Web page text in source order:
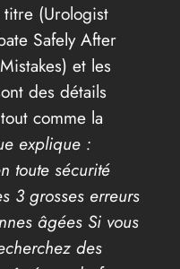
(Urologist
Safely After
et les
des détails
comme la
explique :
toute sécurité
3 grosses erreurs
âgées Si vous
des